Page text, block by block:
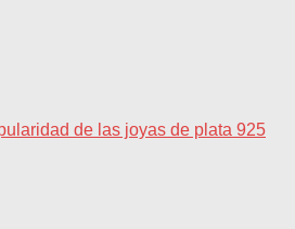
de las joyas de plata 925